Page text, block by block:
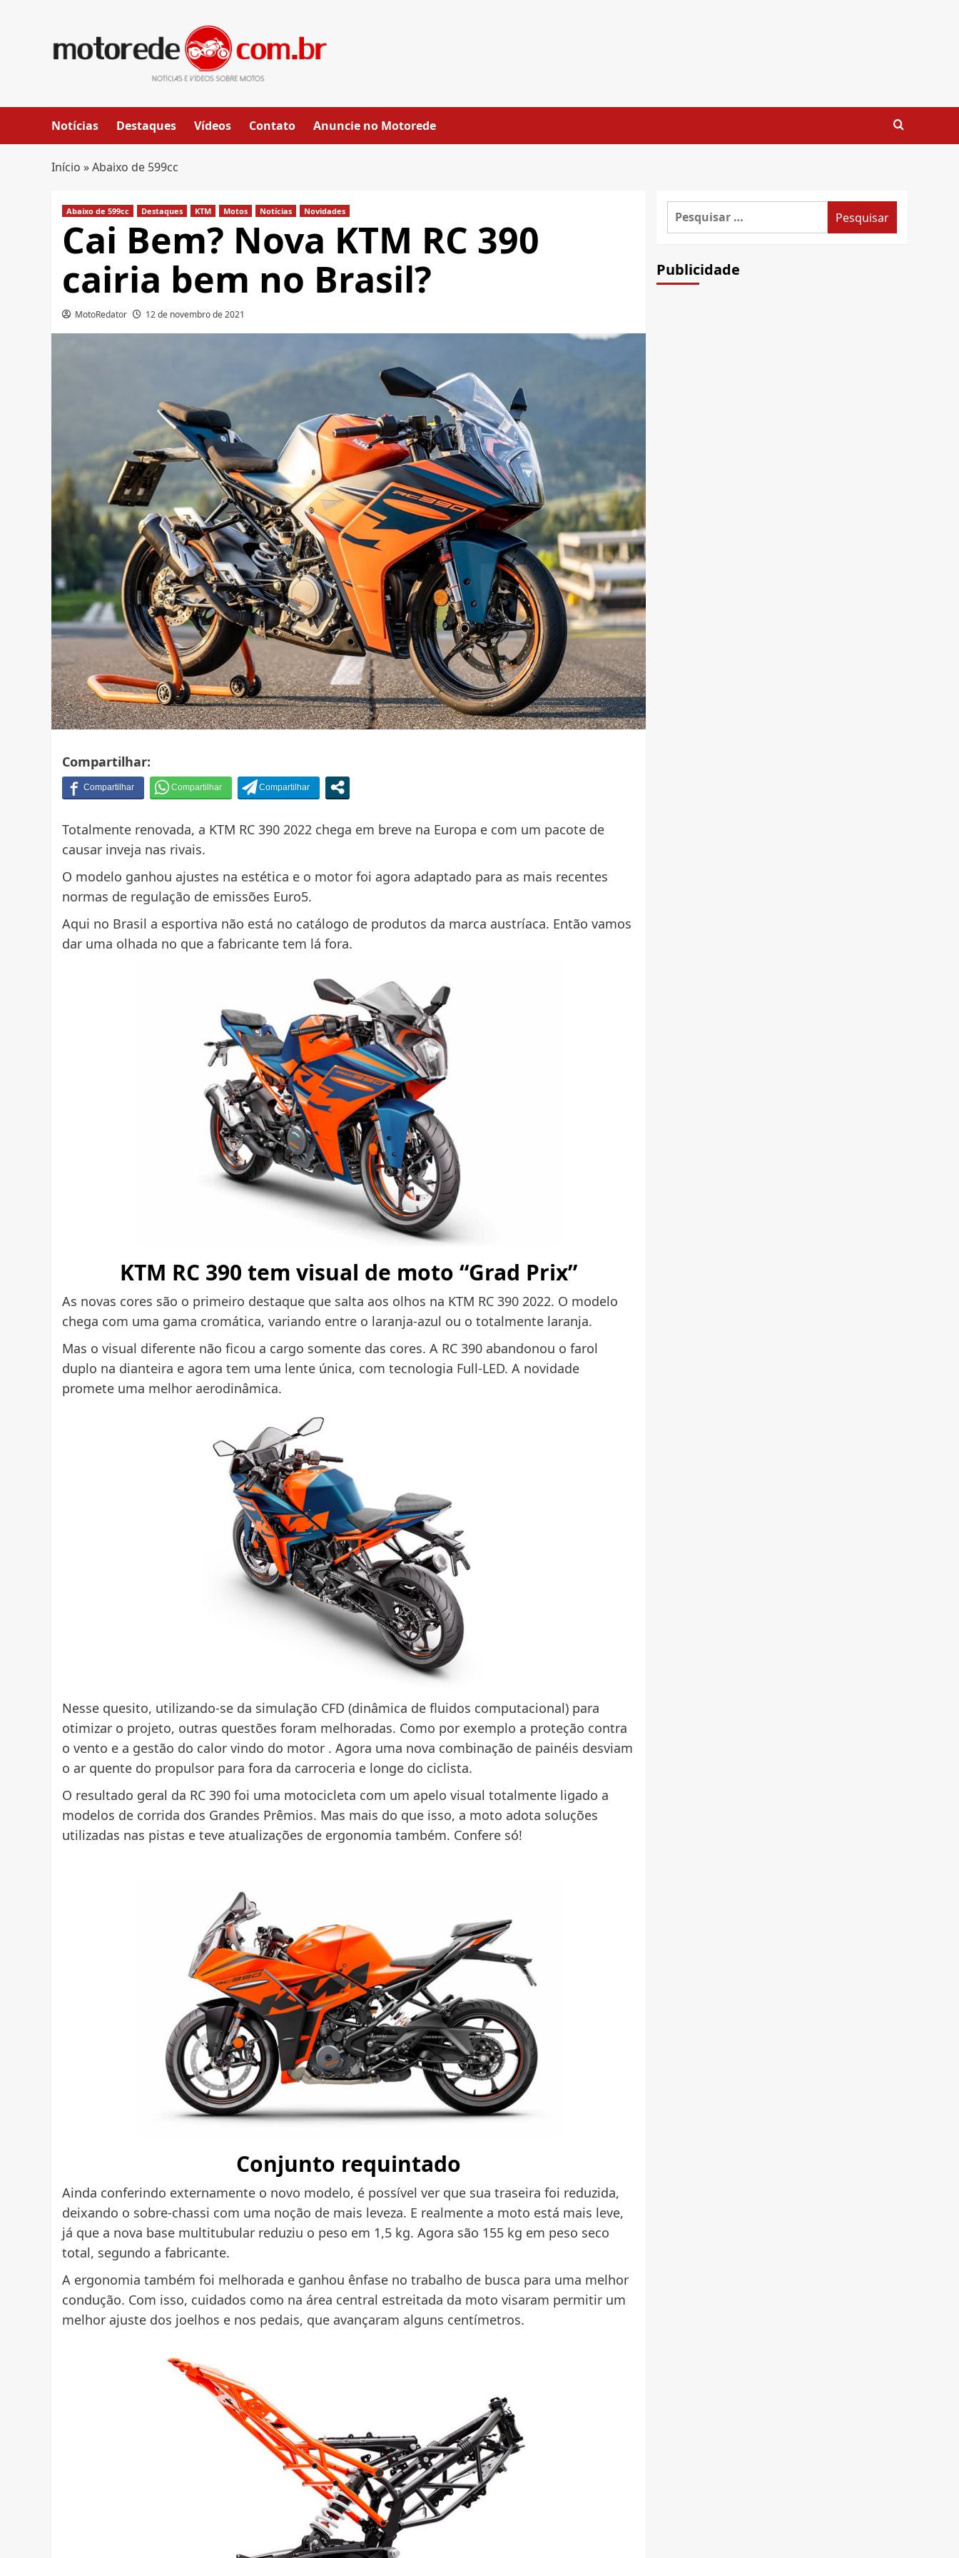
Notícias Destaques Vídeos Contato Anuncie no Motorede
Início »Abaixo de 599cc
Abaixo de 599cc Destaques KTM Motos Notícias Novidades
Cai Bem? Nova KTM RC 390
cairia bem no Brasil?
MotoRedator 12 de novembro de 2021
Compartilhar:
Totalmente renovada, a KTM RC 390 2022 chega em breve na Europa e com um pacote de
causar inveja nas rivais.
O modelo ganhou ajustes na estética e o motor foi agora adaptado para as mais recentes
normas de regulação de emissões Euro5.
Aqui no Brasil a esportiva não está no catálogo de produtos da marca austríaca. Então vamos
dar uma olhada no que a fabricante tem lá fora.
KTM RC 390 tem visual de moto “Grad Prix”
As novas cores são o primeiro destaque que salta aos olhos na KTM RC 390 2022. O modelo
chega com uma gama cromática, variando entre o laranja-azul ou o totalmente laranja.
Mas o visual diferente não ficou a cargo somente das cores. A RC 390 abandonou o farol
duplo na dianteira e agora tem uma lente única, com tecnologia Full-LED. A novidade
promete uma melhor aerodinâmica.
Nesse quesito, utilizando-se da simulação CFD (dinâmica de fluidos computacional) para
otimizar o projeto, outras questões foram melhoradas. Como por exemplo a proteção contra
o vento e a gestão do calor vindo do motor . Agora uma nova combinação de painéis desviam
o ar quente do propulsor para fora da carroceria e longe do ciclista.
O resultado geral da RC 390 foi uma motocicleta com um apelo visual totalmente ligado a
modelos de corrida dos Grandes Prêmios. Mas mais do que isso, a moto adota soluções
utilizadas nas pistas e teve atualizações de ergonomia também. Confere só!
Conjunto requintado
Ainda conferindo externamente o novo modelo, é possível ver que sua traseira foi reduzida,
deixando o sobre-chassi com uma noção de mais leveza. E realmente a moto está mais leve,
já que a nova base multitubular reduziu o peso em 1,5 kg. Agora são 155 kg em peso seco
total, segundo a fabricante.
A ergonomia também foi melhorada e ganhou ênfase no trabalho de busca para uma melhor
condução. Com isso, cuidados como na área central estreitada da moto visaram permitir um
melhor ajuste dos joelhos e nos pedais, que avançaram alguns centímetros.
Pesquisar
Publicidade